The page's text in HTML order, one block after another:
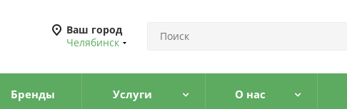
Ваш город
Челябинск
Бренды Услуги О нас